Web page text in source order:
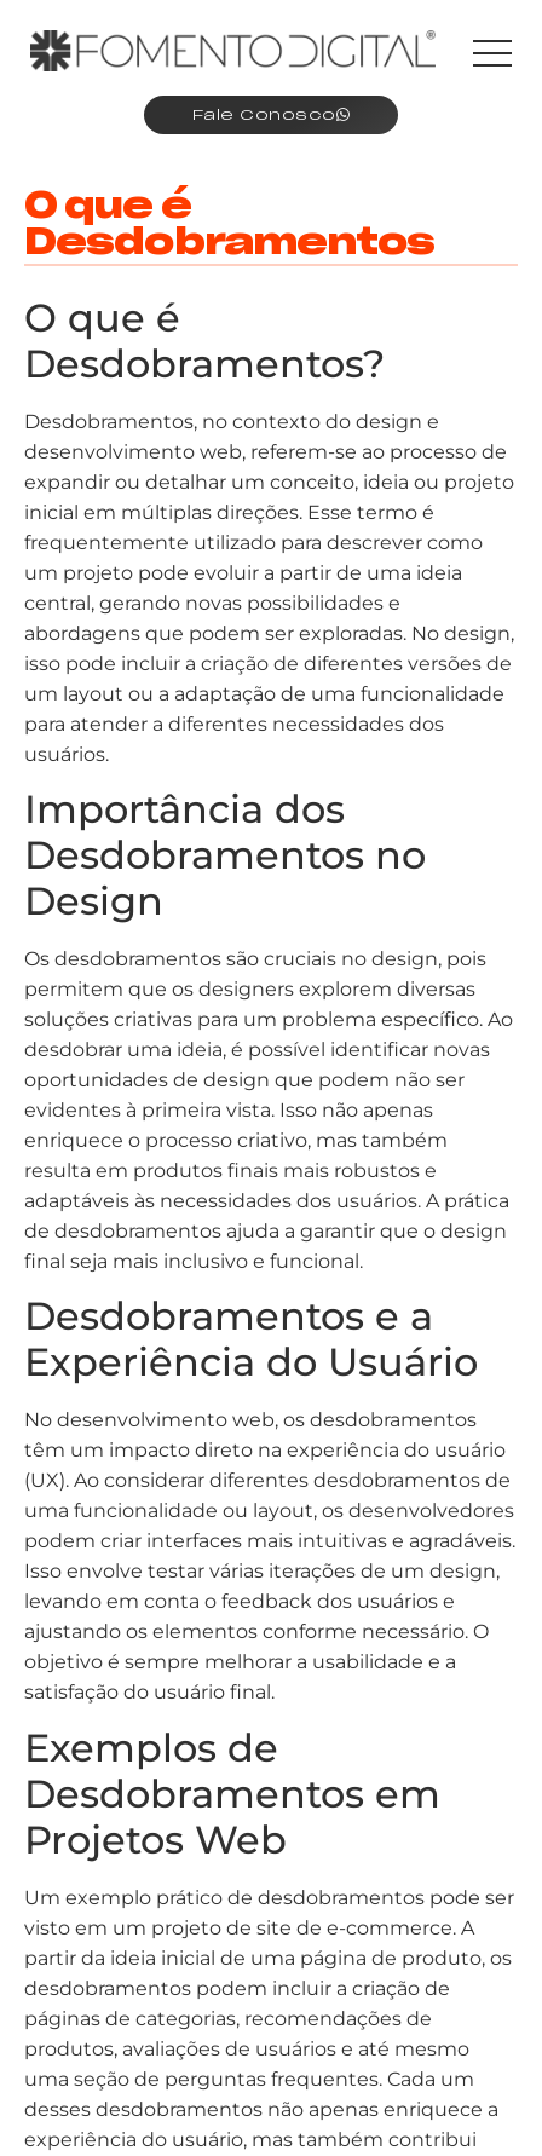
Fale Conosco
O que é
Desdobramentos
O que é
Desdobramentos?
Desdobramentos, no contexto do design e
desenvolvimento web, referem-se ao processo de
expandir ou detalhar um conceito, ideia ou projeto
inicial em múltiplas direções. Esse termo é
frequentemente utilizado para descrever como
um projeto pode evoluir a partir de uma ideia
central, gerando novas possibilidades e
abordagens que podem ser exploradas. No design,
isso pode incluir a criação de diferentes versões de
um layout ou a adaptação de uma funcionalidade
para atender a diferentes necessidades dos
usuários.
Importância dos
Desdobramentos no
Design
Os desdobramentos são cruciais no design, pois
permitem que os designers explorem diversas
soluções criativas para um problema específico. Ao
desdobrar uma ideia, é possível identificar novas
oportunidades de design que podem não ser
evidentes à primeira vista. Isso não apenas
enriquece o processo criativo, mas também
resulta em produtos finais mais robustos e
adaptáveis às necessidades dos usuários. A prática
de desdobramentos ajuda a garantir que o design
final seja mais inclusivo e funcional.
Desdobramentos e a
Experiência do Usuário
No desenvolvimento web, os desdobramentos
têm um impacto direto na experiência do usuário
(UX). Ao considerar diferentes desdobramentos de
uma funcionalidade ou layout, os desenvolvedores
podem criar interfaces mais intuitivas e agradáveis.
Isso envolve testar várias iterações de um design,
levando em conta o feedback dos usuários e
ajustando os elementos conforme necessário. O
objetivo é sempre melhorar a usabilidade e a
satisfação do usuário final.
Exemplos de
Desdobramentos em
Projetos Web
Um exemplo prático de desdobramentos pode ser
visto em um projeto de site de e-commerce. A
partir da ideia inicial de uma página de produto, os
desdobramentos podem incluir a criação de
páginas de categorias, recomendações de
produtos, avaliações de usuários e até mesmo
uma seção de perguntas frequentes. Cada um
desses desdobramentos não apenas enriquece a
experiência do usuário, mas também contribui